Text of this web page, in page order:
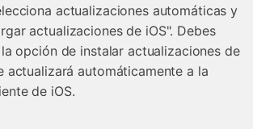
actualizaciones automáticas y
actualizaciones de iOS". Debes
opción de instalar actualizaciones de
actualizará automáticamente a la
de iOS.